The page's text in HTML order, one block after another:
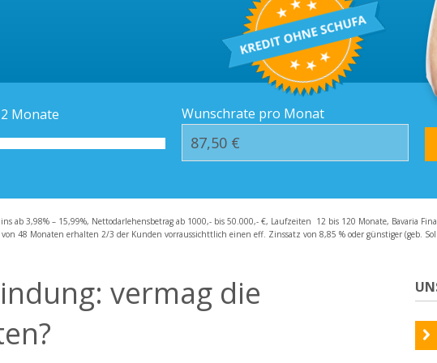
Häufige Fragen – FAQ
Monate Wunschrate pro Monat
ab 3,98% – 15,99%, Nettodarlehensbetrag ab 1000,- bis 50.000,- €, Laufzeiten 12 bis 120 Monate, Bavaria
48 Monaten erhalten 2/3 der Kunden vorraussichttlich einen eff. Zinssatz von 8,85 % oder günstiger (geb.
vermag die